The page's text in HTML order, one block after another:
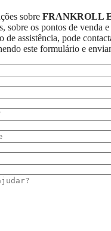
sobre FRANKROLL
sobre os pontos de venda
de assistência, pode
este formulário e